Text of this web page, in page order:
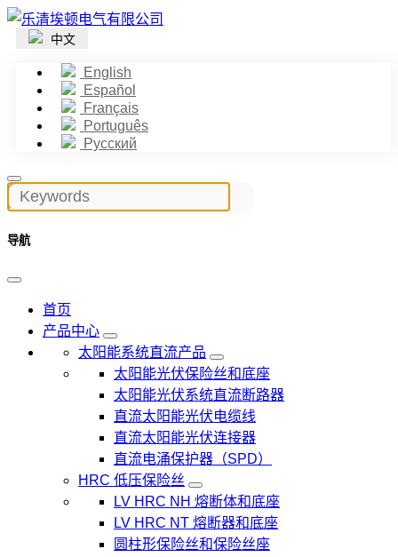
中文
English
Español
Français
Português
Русский
导航
首页
产品中心
太阳能系统直流产品
太阳能光伏保险丝和底座
太阳能光伏系统直流断路器
直流太阳能光伏电缆线
直流太阳能光伏连接器
直流电涌保护器（SPD）
HRC 低压保险丝
LV HRC NH 熔断体和底座
LV HRC NT 熔断器和底座
圆柱形保险丝和保险丝座